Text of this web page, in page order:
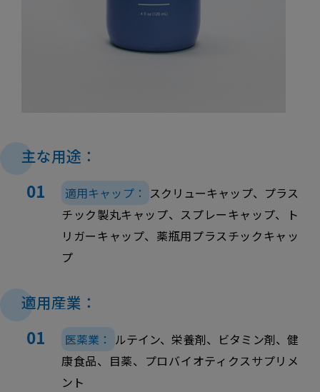
主な用途：
適用キャップ： スクリューキャップ、プラス
チック製丸キャップ、スプレーキャップ、ト
リガーキャップ、薬瓶用プラスチックキャッ
プ
適用産業：
医薬業： ルテイン、栄養剤、ビタミン剤、健
康食品、目薬、プロバイオティクスサプリメ
ント